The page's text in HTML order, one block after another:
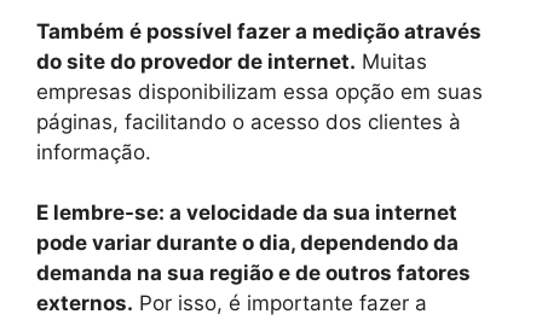
Também é possível fazer a medição através
do site do provedor de internet. Muitas
empresas disponibilizam essa opção em suas
páginas, facilitando o acesso dos clientes à
informação.
E lembre-se: a velocidade da sua internet
pode variar durante o dia, dependendo da
demanda na sua região e de outros fatores
externos. Por isso, é importante fazer a